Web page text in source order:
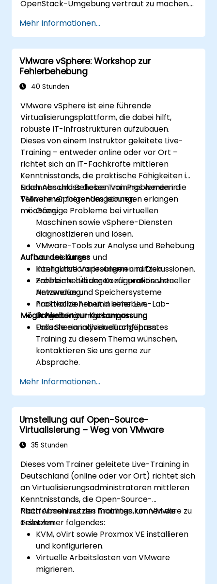
Datenkommunikation.
Praktische Übungen: Entwicklung einer
intelligenten Anwendung unter
Verwendung von Raspberry PI und AWS
IoT Core.
Visualisierung der Sensordaten sowie
Kommunikation über Weboberflächen.
OpenStack-Umgebung vertraut zu machen.
Computing erhalten Sie eine eigene
OpenStack-Instanz und führen anschließend
praktische administrative Aufgaben durch.
Der Kurs behandelt sämtliche grundlegenden
Komponenten von OpenStack – beginnend
bei der allgemeinen Architektur bis hin zur
bestehen aus praktischen Übungen in einer
echten OpenStack-Umgebung.
Mehr Informationen...
VMware vSphere: Workshop zur
Fehlerbehebung
40 Stunden
VMware vSphere ist eine führende
Virtualisierungsplattform, die dabei hilft,
robuste IT-Infrastrukturen aufzubauen.
Dieses von einem Instruktor geleitete Live-
Training – entweder online oder vor Ort –
richtet sich an IT-Fachkräfte mittleren
Kenntnisstands, die praktische Fähigkeiten im
Erkennen und Beheben von Problemen in
VMware vSphere-Umgebungen erlangen
möchten.
Nach Abschluss dieses Trainings werden die
Teilnehmer folgendes können:
Gängige Probleme bei virtuellen
Maschinen sowie vSphere-Diensten
diagnostizieren und lösen.
VMware-Tools zur Analyse und Behebung
von Leistungs- und
Konfigurationsproblemen nutzen.
Probleme bei der Konfiguration virtueller
Netzwerke und Speichersysteme
nachvollziehen und beheben.
In Produktivumgebungen
Ursachenanalysen durchführen.
Aufbau des Kurses
Interaktive Vorlesungen und Diskussionen.
Zahlreiche Übungen zur praktischen
Anwendung.
Praktische Arbeit in einer Live-Lab-
Umgebung.
Möglichkeiten zur Kursanpassung
Falls Sie ein individuell angepasstes
Training zu diesem Thema wünschen,
kontaktieren Sie uns gerne zur
Absprache.
Mehr Informationen...
Umstellung auf Open-Source-
Virtualisierung – Weg von VMware
35 Stunden
Dieses vom Trainer geleitete Live-Training in
Deutschland (online oder vor Ort) richtet sich
an Virtualisierungsadministratoren mittleren
Kenntnisstands, die Open-Source-
Plattformen nutzen möchten, um VMware zu
ersetzen.
Nach Abschluss des Trainings können die
Teilnehmer folgendes:
KVM, oVirt sowie Proxmox VE installieren
und konfigurieren.
Virtuelle Arbeitslasten von VMware
migrieren.